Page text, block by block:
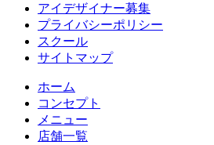
アイデザイナー募集
プライバシーポリシー
スクール
サイトマップ
ホーム
コンセプト
メニュー
店舗一覧